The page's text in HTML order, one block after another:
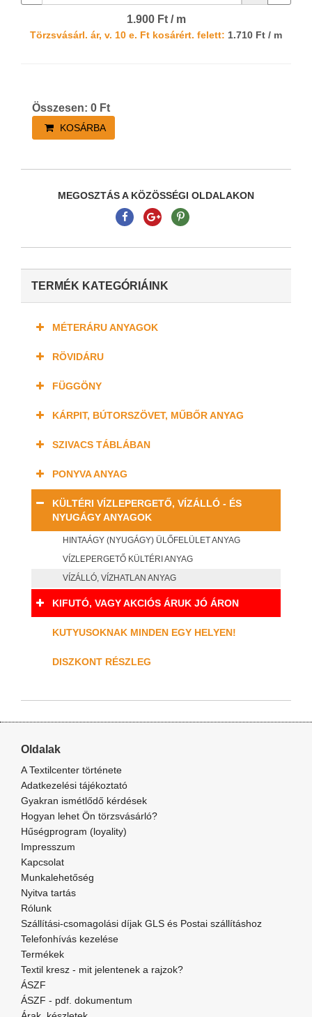
1.900 Ft / m
Törzsvásárl. ár, v. 10 e. Ft kosárért. felett: 1.710 Ft / m
Összesen: 0 Ft
KOSÁRBA
MEGOSZTÁS A KÖZÖSSÉGI OLDALAKON
TERMÉK KATEGÓRIÁINK
MÉTERÁRU ANYAGOK
RÖVIDÁRU
FÜGGÖNY
KÁRPIT, BÚTORSZÖVET, MŰBŐR ANYAG
SZIVACS TÁBLÁBAN
PONYVA ANYAG
KÜLTÉRI VÍZLEPERGETŐ, VÍZÁLLÓ - ÉS
NYUGÁGY ANYAGOK
HINTAÁGY (NYUGÁGY) ÜLŐFELÜLET ANYAG
VÍZLEPERGETŐ KÜLTÉRI ANYAG
VÍZÁLLÓ, VÍZHATLAN ANYAG
KIFUTÓ, VAGY AKCIÓS ÁRUK JÓ ÁRON
KUTYUSOKNAK MINDEN EGY HELYEN!
DISZKONT RÉSZLEG
Oldalak
A Textilcenter története
Adatkezelési tájékoztató
Gyakran ismétlődő kérdések
Hogyan lehet Ön törzsvásárló?
Hűségprogram (loyality)
Impresszum
Kapcsolat
Munkalehetőség
Nyitva tartás
Rólunk
Szállítási-csomagolási díjak GLS és Postai szállításhoz
Telefonhívás kezelése
Termékek
Textil kresz - mit jelentenek a rajzok?
ÁSZF
ÁSZF - pdf. dokumentum